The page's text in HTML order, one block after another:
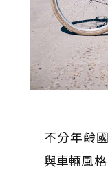
不分年齡
與車輛風